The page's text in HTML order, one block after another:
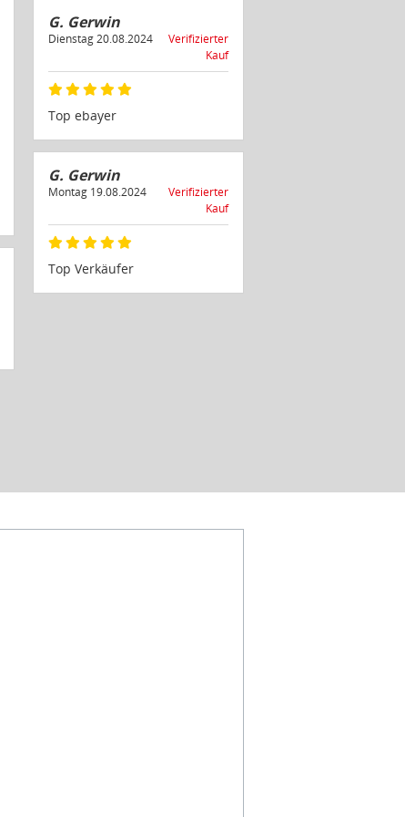
G. Gerwin
Dienstag 20.08.2024
Verifizierter
Kauf
Top ebayer
G. Gerwin
Montag 19.08.2024
Verifizierter
Kauf
Top Verkäufer